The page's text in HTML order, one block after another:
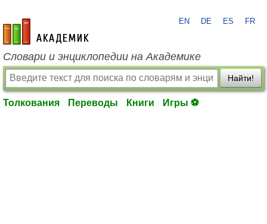
academic.ru
EN DE ES FR
Словари и энциклопедии на Академике
Найти!
Толкования Переводы Книги Игры ⚽